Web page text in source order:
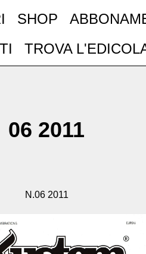
SHOP
TROVA
06 2011
N.06 2011